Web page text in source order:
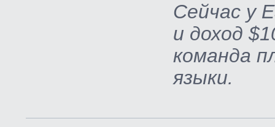
Сейчас у
и доход
команда
языки.